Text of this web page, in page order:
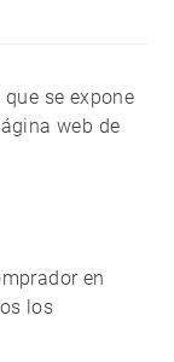
se expone
web de
en
los